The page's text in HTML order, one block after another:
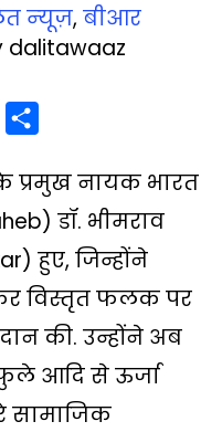
न्‍यूज़, बीआर
dalitawaaz
a
r
e
प्रमुख नायक भारत
डॉ. भीमराव
हुए, जिन्होंने
विस्तृत फलक पर
की. उन्होंने अब
आदि से ऊर्जा
सामाजिक